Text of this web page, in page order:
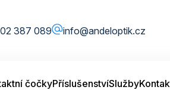
387 089 info@andeloptik.cz
čočkyPříslušenstvíSlužby